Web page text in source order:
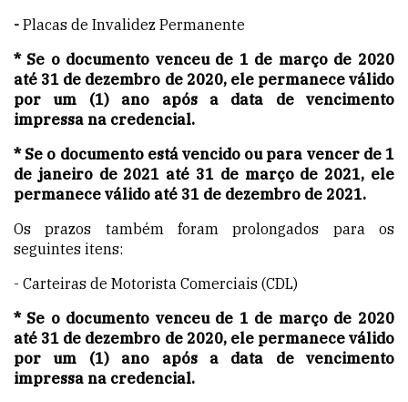
- Placas de Invalidez Permanente
* Se o documento venceu de 1 de março de 2020
até 31 de dezembro de 2020, ele permanece válido
por um (1) ano após a data de vencimento
impressa na credencial.
* Se o documento está vencido ou para vencer de 1
de janeiro de 2021 até 31 de março de 2021, ele
permanece válido até 31 de dezembro de 2021.
Os prazos também foram prolongados para os
seguintes itens:
- Carteiras de Motorista Comerciais (CDL)
* Se o documento venceu de 1 de março de 2020
até 31 de dezembro de 2020, ele permanece válido
por um (1) ano após a data de vencimento
impressa na credencial.